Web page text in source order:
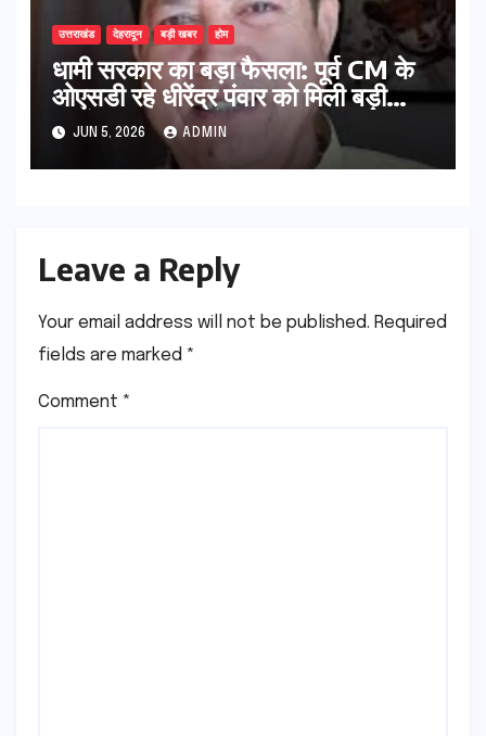
उत्तराखंड देहरादून बड़ी खबर होम
धामी सरकार का बड़ा फैसला: पूर्व CM के
ओएसडी रहे धीरेंद्र पंवार को मिली बड़ी
जिम्मेदारी, संगठन में सक्रियता का मिला
इनामJUN 5, 2026 ADMIN
Leave a Reply
Your email address will not be published. Required
fields are marked *
Comment *